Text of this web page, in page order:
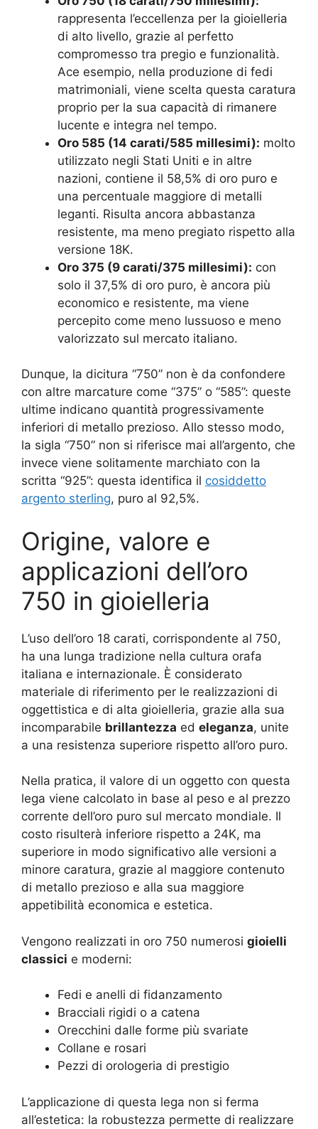
rappresenta l’eccellenza per la gioielleria
di alto livello, grazie al perfetto
compromesso tra pregio e funzionalità.
Ace esempio, nella produzione di fedi
matrimoniali, viene scelta questa caratura
proprio per la sua capacità di rimanere
lucente e integra nel tempo.
Oro 585 (14 carati/585 millesimi): molto
utilizzato negli Stati Uniti e in altre
nazioni, contiene il 58,5% di oro puro e
una percentuale maggiore di metalli
leganti. Risulta ancora abbastanza
resistente, ma meno pregiato rispetto alla
versione 18K.
Oro 375 (9 carati/375 millesimi): con
solo il 37,5% di oro puro, è ancora più
economico e resistente, ma viene
percepito come meno lussuoso e meno
valorizzato sul mercato italiano.
Dunque, la dicitura “750” non è da confondere
con altre marcature come “375” o “585”: queste
ultime indicano quantità progressivamente
inferiori di metallo prezioso. Allo stesso modo,
la sigla “750” non si riferisce mai all’argento, che
invece viene solitamente marchiato con la
scritta “925”: questa identifica il cosiddetto
argento sterling, puro al 92,5%.
Origine, valore e
applicazioni dell’oro
750 in gioielleria
L’uso dell’oro 18 carati, corrispondente al 750,
ha una lunga tradizione nella cultura orafa
italiana e internazionale. È considerato
materiale di riferimento per le realizzazioni di
oggettistica e di alta gioielleria, grazie alla sua
incomparabile brillantezza ed eleganza, unite
a una resistenza superiore rispetto all’oro puro.
Nella pratica, il valore di un oggetto con questa
lega viene calcolato in base al peso e al prezzo
corrente dell’oro puro sul mercato mondiale. Il
costo risulterà inferiore rispetto a 24K, ma
superiore in modo significativo alle versioni a
minore caratura, grazie al maggiore contenuto
di metallo prezioso e alla sua maggiore
appetibilità economica e estetica.
Vengono realizzati in oro 750 numerosi gioielli
classici e moderni:
Fedi e anelli di fidanzamento
Bracciali rigidi o a catena
Orecchini dalle forme più svariate
Collane e rosari
Pezzi di orologeria di prestigio
L’applicazione di questa lega non si ferma
all’estetica: la robustezza permette di realizzare